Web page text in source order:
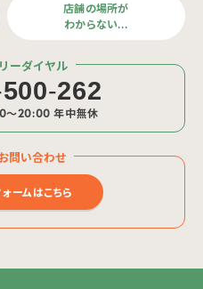
店舗の場所が
わからない…
ーダイヤル
500-262
〜20:00 年中無休
問い合わせ
ームはこちら